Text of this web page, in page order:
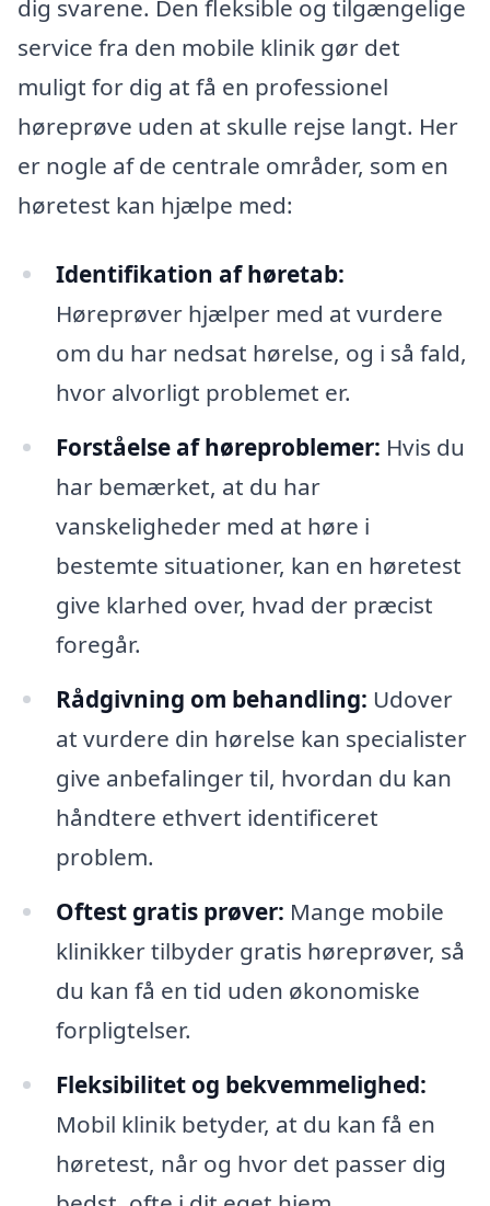
dig svarene. Den fleksible og tilgængelige
service fra den mobile klinik gør det
muligt for dig at få en professionel
høreprøve uden at skulle rejse langt. Her
er nogle af de centrale områder, som en
høretest kan hjælpe med:
Identifikation af høretab:
Høreprøver hjælper med at vurdere
om du har nedsat hørelse, og i så fald,
hvor alvorligt problemet er.
Forståelse af høreproblemer: Hvis du
har bemærket, at du har
vanskeligheder med at høre i
bestemte situationer, kan en høretest
give klarhed over, hvad der præcist
foregår.
Rådgivning om behandling: Udover
at vurdere din hørelse kan specialister
give anbefalinger til, hvordan du kan
håndtere ethvert identificeret
problem.
Oftest gratis prøver: Mange mobile
klinikker tilbyder gratis høreprøver, så
du kan få en tid uden økonomiske
forpligtelser.
Fleksibilitet og bekvemmelighed:
Mobil klinik betyder, at du kan få en
høretest, når og hvor det passer dig